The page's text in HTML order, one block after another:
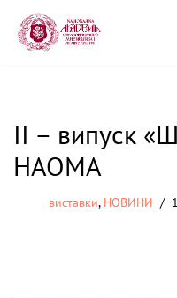
Перейти
ІІ – випуск
НАОМА
виставки, НОВИНИ